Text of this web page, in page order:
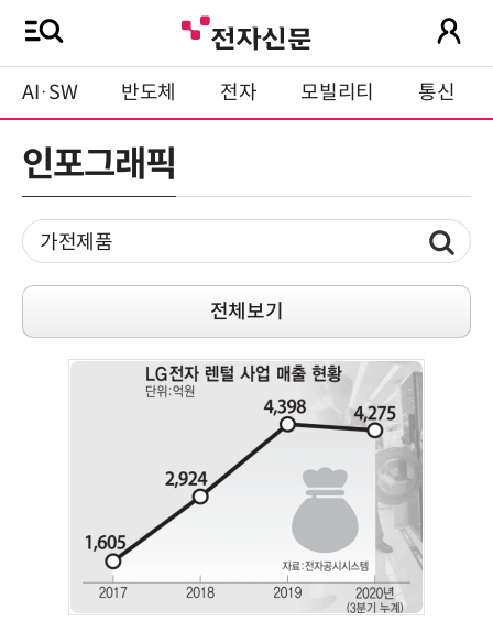
AI·SW 반도체 전자 모빌리티 통신
인포그래픽
전체보기